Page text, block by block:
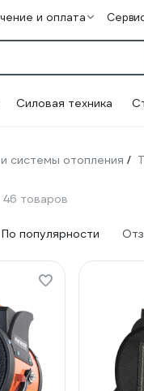
и оплата
Силовая техника
системы отопления /
46 товаров
По популярности